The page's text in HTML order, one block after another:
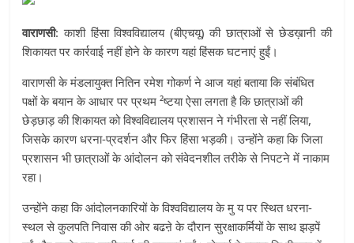
वाराणसी: काशी हिंसा विश्वविद्यालय (बीएचयू) की छात्राओं से छेडख़ानी की
शिकायत पर कार्रवाई नहीं होने के कारण यहां हिंसक घटनाएं हुईं।
वाराणसी के मंडलायुक्त नितिन रमेश गोकर्ण ने आज यहां बताया कि संबंधित
पक्षों के बयान के आधार पर प्रथम ²ष्टया ऐसा लगता है कि छात्राओं की
छेड़छाड़ की शिकायत को विश्वविद्यालय प्रशासन ने गंभीरता से नहीं लिया,
जिसके कारण धरना-प्रदर्शन और फिर हिंसा भड़की। उन्होंने कहा कि जिला
प्रशासन भी छात्राओं के आंदोलन को संवेदनशील तरीके से निपटने में नाकाम
रहा।
उन्होंने कहा कि आंदोलनकारियों के विश्वविद्यालय के मु य पर स्थित धरना-
स्थल से कुलपति निवास की ओर बढऩे के दौरान सुरक्षाकर्मियों के साथ झड़पें